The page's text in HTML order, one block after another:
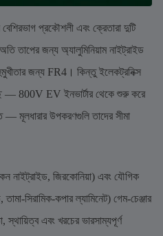
প্রকৌশলী এবং ক্রেতারা দুটি
তাপের জন্য অ্যালুমিনিয়াম নাইট্রাইড
জন্য FR4। কিন্তু ইলেকট্রনিক্স
— 800V EV ইনভার্টার থেকে শুরু করে
— মূলধারার উপকরণগুলি তাদের সীমা
নাইট্রাইড, জিরকোনিয়া) এবং যৌগিক
সিরামিক-কপার ল্যামিনেট) গেম-চেঞ্জার
স্থায়িত্ব এবং খরচের ভারসাম্যপূর্ণ